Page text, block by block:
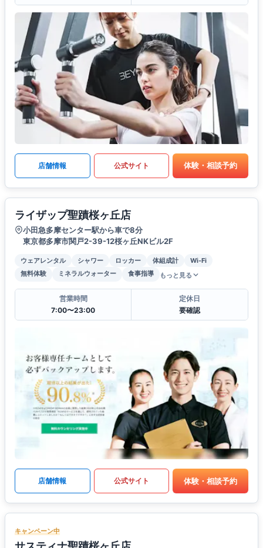
店舗情報 公式サイト 体験・相談予約
ライザップ聖蹟桜ヶ丘店
小田急多摩センター駅から車で8分
東京都多摩市関戸2-39-12桜ヶ丘NKビル2F
ウェアレンタル シャワー ロッカー 体組成計
Wi-Fi
無料体験
ミネラルウォーター 食事指導 もっと見る
営業時間
7:00〜23:00
定休日
要確認
店舗情報 公式サイト 体験・相談予約
キャンペーン中